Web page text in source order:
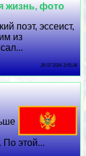
жизнь, фото
поэт, эссеист,
из
26 07 2026 3:55:36
По этой...